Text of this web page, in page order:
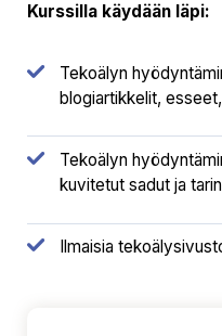
Kurssilla käydään läpi:
Tekoälyn
blogiartikkelit,
Tekoälyn
kuvitetut sadut ja
Ilmaisia